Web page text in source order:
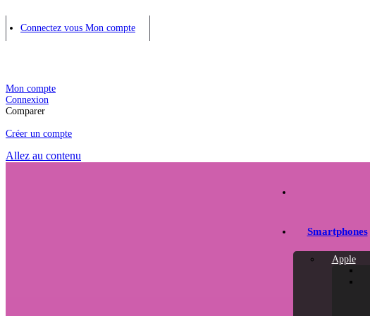
Connectez vous Mon compte
Mon compte
Connexion
Comparer
Créer un compte
Allez au contenu
Smartphones
Apple